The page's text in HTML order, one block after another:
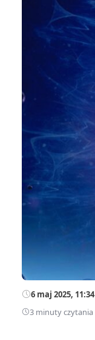
6 maj 2025, 11:34
3 minuty czytania